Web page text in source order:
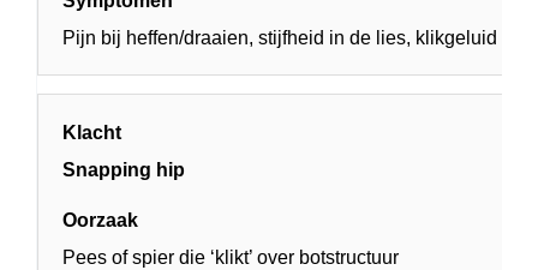
Pijn bij heffen/draaien, stijfheid in de lies, klikgeluid of
Snapping hip
Pees of spier die ‘klikt’ over botstructuur